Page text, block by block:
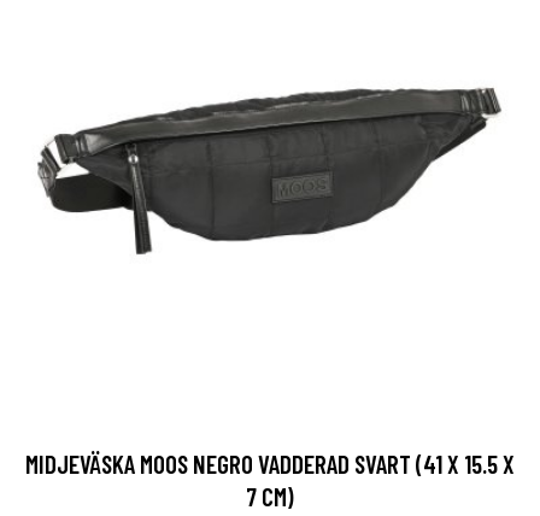
MIDJEVÄSKA MOOS NEGRO VADDERAD SVART (41 X 15.5 X
7 CM)